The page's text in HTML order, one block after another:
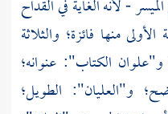
- لأنه الغاية في القداح
منها فائزة؛ والثلاثة
و"علوان الكتاب": عنوانه؛
و"العليان": الطويل؛